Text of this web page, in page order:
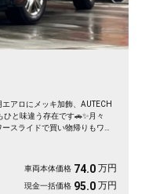
アロにメッキ加飾、AUTECH
と味違う存在です🚗✨月々
スライドで買い物帰りもワン
快適そのもの💫クルコン装備
これ一台で世界が広がります
してお乗りいただけます😊
車両本体価格 74.0 万円
現金一括価格 95.0 万円